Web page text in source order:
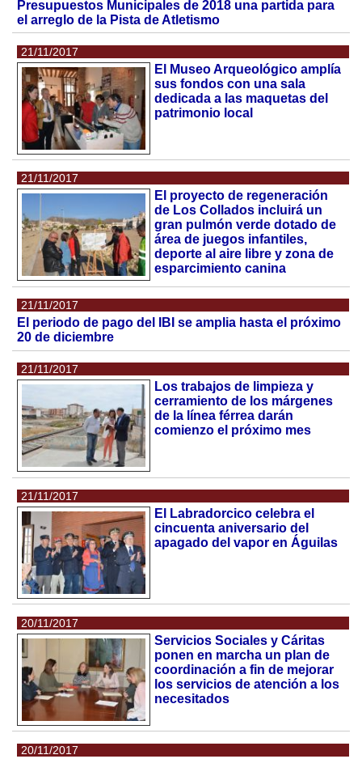
Presupuestos Municipales de 2018 una partida para
el arreglo de la Pista de Atletismo
21/11/2017
El Museo Arqueológico amplía
sus fondos con una sala
dedicada a las maquetas del
patrimonio local
21/11/2017
El proyecto de regeneración
de Los Collados incluirá un
gran pulmón verde dotado de
área de juegos infantiles,
deporte al aire libre y zona de
esparcimiento canina
21/11/2017
El periodo de pago del IBI se amplia hasta el próximo
20 de diciembre
21/11/2017
Los trabajos de limpieza y
cerramiento de los márgenes
de la línea férrea darán
comienzo el próximo mes
21/11/2017
El Labradorcico celebra el
cincuenta aniversario del
apagado del vapor en Águilas
20/11/2017
Servicios Sociales y Cáritas
ponen en marcha un plan de
coordinación a fin de mejorar
los servicios de atención a los
necesitados
20/11/2017